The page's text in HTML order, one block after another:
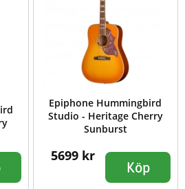
Epiphone Hummingbird
Studio - Heritage Cherry
Sunburst
5699 kr
Köp